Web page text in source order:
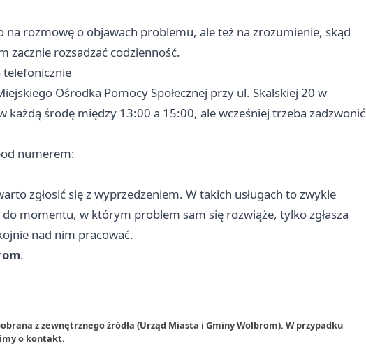
na rozmowę o objawach problemu, ale też na zrozumienie, skąd
zacznie rozsadzać codzienność.
telefonicznie
Ośrodka Pomocy Społecznej przy ul. Skalskiej 20 w
środę między 13:00 a 15:00, ale wcześniej trzeba zadzwonić
numerem:
zgłosić się z wyprzedzeniem. W takich usługach to zwykle
do momentu, w którym problem sam się rozwiąże, tylko zgłasza
nad nim pracować.
.
z zewnętrznego źródła (Urząd Miasta i Gminy Wolbrom). W przypadku
o kontakt.